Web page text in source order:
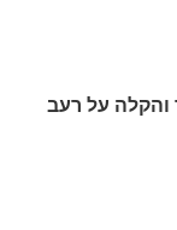
והקלה על רעב